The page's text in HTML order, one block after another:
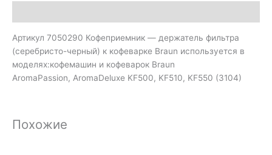
Артикул 7050290 Кофеприемник — держатель фильтра
(серебристо-черный) к кофеварке Braun используется в
моделях:кофемашин и кофеварок Braun
AromaPassion, AromaDeluxe KF500, KF510, KF550 (3104)
Похожие